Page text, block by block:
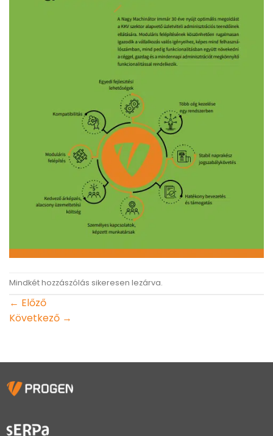
Mindkét hozzászólás sikeresen lezárva.
← Előző
Következő →